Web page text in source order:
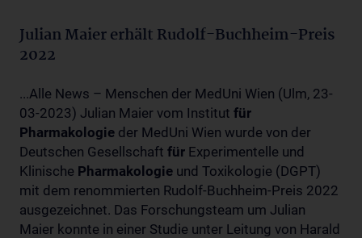
Julian Maier erhält Rudolf-Buchheim-Preis
2022
...Alle News – Menschen der MedUni Wien (Ulm, 23-
03-2023) Julian Maier vom Institut für
Pharmakologie der MedUni Wien wurde von der
Deutschen Gesellschaft für Experimentelle und
Klinische Pharmakologie und Toxikologie (DGPT)
mit dem renommierten Rudolf-Buchheim-Preis 2022
ausgezeichnet. Das Forschungsteam um Julian
Maier konnte in einer Studie unter Leitung von Harald